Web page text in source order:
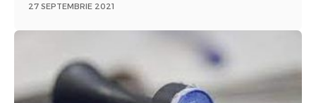
27 SEPTEMBRIE 2021